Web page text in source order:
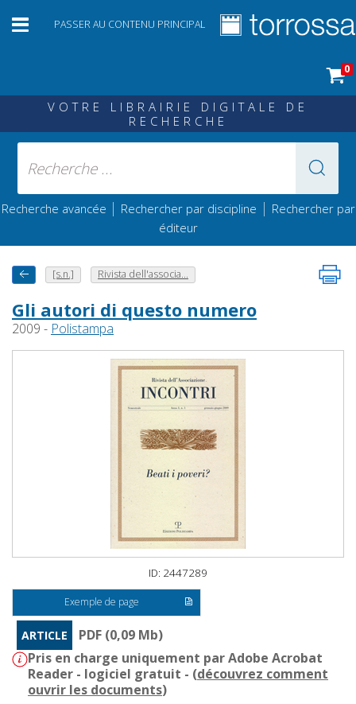
PASSER AU CONTENU PRINCIPAL
0
VOTRE LIBRAIRIE DIGITALE DE
RECHERCHE
Recherche avancée | Rechercher par discipline | Rechercher par
éditeur
[s.n.] Rivista dell'associa...
Gli autori di questo numero
2009 - Polistampa
ID: 2447289
Exemple de page
ARTICLE
PDF (0,09 Mb)
Pris en charge uniquement par Adobe Acrobat
Reader - logiciel gratuit - (découvrez comment
ouvrir les documents)